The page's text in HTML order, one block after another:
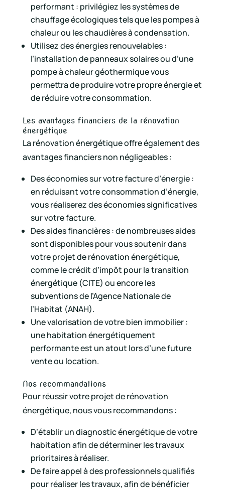
performant : privilégiez les systèmes de
chauffage écologiques tels que les pompes à
chaleur ou les chaudières à condensation.
Utilisez des énergies renouvelables :
l’installation de panneaux solaires ou d’une
pompe à chaleur géothermique vous
permettra de produire votre propre énergie et
de réduire votre consommation.
Les avantages financiers de la rénovation
énergétique
La rénovation énergétique offre également des
avantages financiers non négligeables :
Des économies sur votre facture d’énergie :
en réduisant votre consommation d’énergie,
vous réaliserez des économies significatives
sur votre facture.
Des aides financières : de nombreuses aides
sont disponibles pour vous soutenir dans
votre projet de rénovation énergétique,
comme le crédit d’impôt pour la transition
énergétique (CITE) ou encore les
subventions de l’Agence Nationale de
l’Habitat (ANAH).
Une valorisation de votre bien immobilier :
une habitation énergétiquement
performante est un atout lors d’une future
vente ou location.
Nos recommandations
Pour réussir votre projet de rénovation
énergétique, nous vous recommandons :
D’établir un diagnostic énergétique de votre
habitation afin de déterminer les travaux
prioritaires à réaliser.
De faire appel à des professionnels qualifiés
pour réaliser les travaux, afin de bénéficier